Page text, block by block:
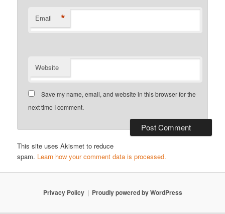
Email *
Website
Save my name, email, and website in this browser for the
next time I comment.
This site uses Akismet to reduce
spam. Learn how your comment data is processed.
Privacy Policy Proudly powered by WordPress